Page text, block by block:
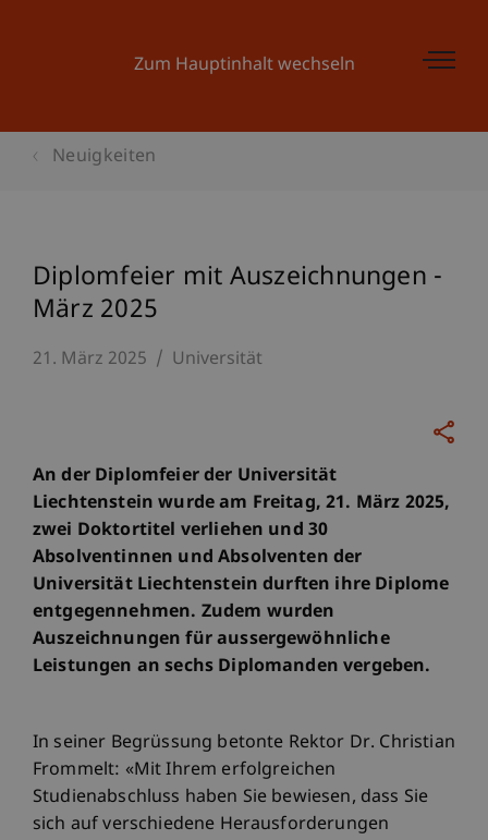
Zum Hauptinhalt wechseln
Neuigkeiten
Diplomfeier mit Auszeichnungen -
März 2025
21. März 2025 Universität
An der Diplomfeier der Universität
Liechtenstein wurde am Freitag, 21. März 2025,
zwei Doktortitel verliehen und 30
Absolventinnen und Absolventen der
Universität Liechtenstein durften ihre Diplome
entgegennehmen. Zudem wurden
Auszeichnungen für aussergewöhnliche
Leistungen an sechs Diplomanden vergeben.
In seiner Begrüssung betonte Rektor Dr. Christian
Frommelt: «Mit Ihrem erfolgreichen
Studienabschluss haben Sie bewiesen, dass Sie
sich auf verschiedene Herausforderungen